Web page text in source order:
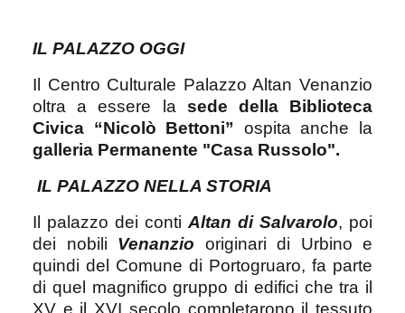
IL PALAZZO OGGI
Il Centro Culturale Palazzo Altan Venanzio
oltra a essere la sede della Biblioteca
Civica “Nicolò Bettoni”
ospita anche la
galleria Permanente "Casa Russolo".
IL PALAZZO NELLA STORIA
Il palazzo dei conti Altan di Salvarolo, poi
dei nobili Venanzio
originari di Urbino e
quindi del Comune di Portogruaro, fa parte
di quel magnifico gruppo di edifici che tra il
XV e il XVI secolo completarono il tessuto